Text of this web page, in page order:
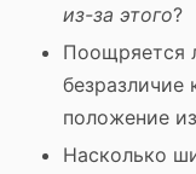
из-за этого?
Поощряется
безразличие
положение
Насколько